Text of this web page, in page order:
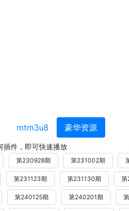
mtm3u8 豪华资源
插件，即可快速播放
第230928期 第231002期
第231123期 第231130期 第
第240125期 第240201期